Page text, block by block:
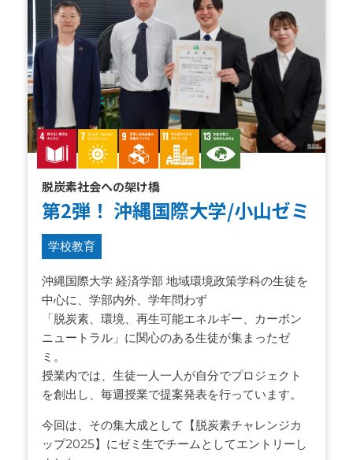
脱炭素社会への架け橋
第2弾！ 沖縄国際大学/小山ゼミ
学校教育
沖縄国際大学 経済学部 地域環境政策学科の生徒を
中心に、学部内外、学年問わず
「脱炭素、環境、再生可能エネルギー、カーボン
ニュートラル」に関心のある生徒が集まったゼ
ミ。
授業内では、生徒一人一人が自分でプロジェクト
を創出し、毎週授業で提案発表を行っています。
今回は、その集大成として【脱炭素チャレンジカ
ップ2025】にゼミ生でチームとしてエントリーし